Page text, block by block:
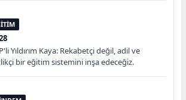
Yıldırım Kaya: Rekabetçi değil, adil ve
bir eğitim sistemini inşa edeceğiz.